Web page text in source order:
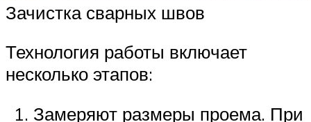
Зачистка сварных швов
Технология работы включает
несколько этапов:
Замеряют размеры проема. При